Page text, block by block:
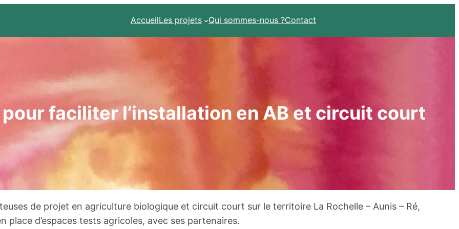
AccueilLes projets Qui sommes-nous ?Contact
faciliter l’installation en AB et circuit court
de projet en agriculture biologique et circuit court sur le territoire La Rochelle – Aunis – Ré,
place d’espaces tests agricoles, avec ses partenaires.